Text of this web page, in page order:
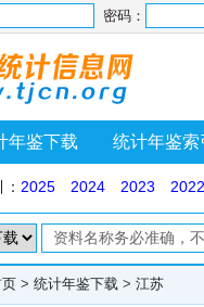
密码：
年鉴下载 统计年鉴索
2025 2024 2023 2022
> 统计年鉴下载 > 江苏